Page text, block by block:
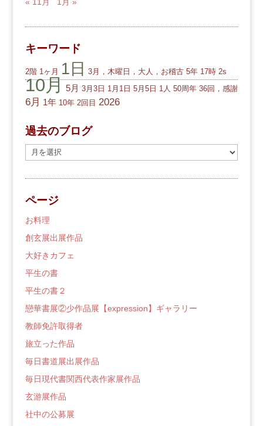
キーワード
2階 1ヶ月 1日 3月，木曜日，大人，お稽古 5年 17時 2s
10月 5月 3月3日 1月1日 5月5日 1人 50周年 36回，感謝
6月 1年 10年 2回目 2026
過去のブログ
去
の
ロ
グ
ページ
お料理
創玄展出展作品
大好きカフェ
平生の書
平生の書２
戀華書展②少作品展【expression】ギャラリー
教師免許取得者
旅立った作品
毎日書道展出展作品
毎日現代書関西代表作家展作品
玄游展作品
社中の公募展